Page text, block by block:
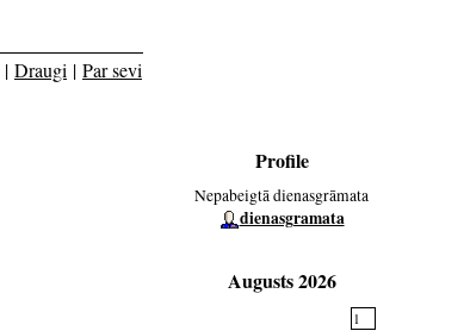
| Draugi | Par sevi
Profile
Nepabeigtā dienasgrāmata
dienasgramata
Augusts 2026
1